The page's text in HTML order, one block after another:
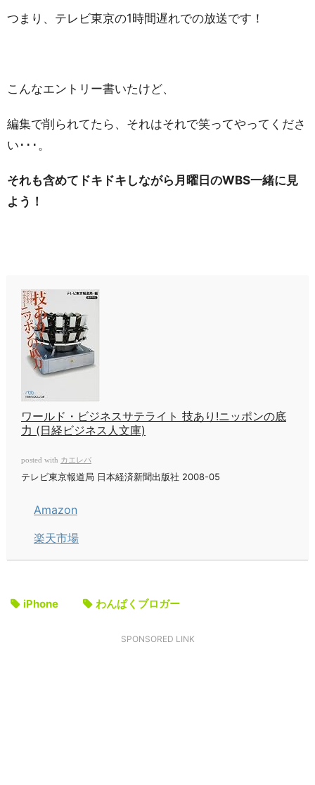
つまり、テレビ東京の1時間遅れでの放送です！
こんなエントリー書いたけど、
編集で削られてたら、それはそれで笑ってやってくださ
い･･･。
それも含めてドキドキしながら月曜日のWBS一緒に見
よう！
ワールド・ビジネスサテライト 技あり!ニッポンの底
力 (日経ビジネス人文庫)
posted with カエレバ
テレビ東京報道局 日本経済新聞出版社 2008-05
Amazon
楽天市場
iPhone わんぱくブロガー
SPONSORED LINK